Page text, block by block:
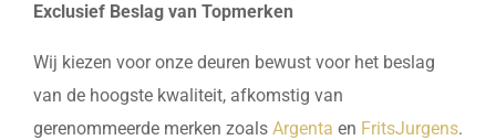
Exclusief Beslag van Topmerken
Wij kiezen voor onze deuren bewust voor het beslag
van de hoogste kwaliteit, afkomstig van
gerenommeerde merken zoals Argenta en FritsJurgens.